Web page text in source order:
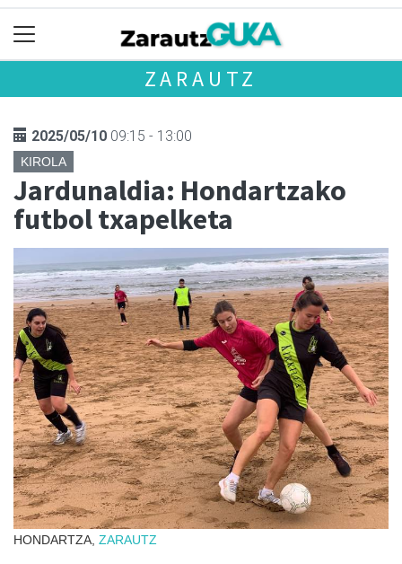
ZARAUTZ
2025/05/10 09:15 - 13:00
KIROLA
Jardunaldia: Hondartzako
futbol txapelketa
HONDARTZA, ZARAUTZ